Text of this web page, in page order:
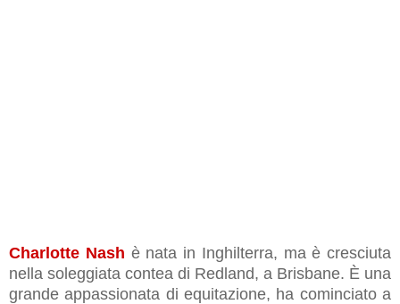
Charlotte Nash è nata in Inghilterra, ma è cresciuta
nella soleggiata contea di Redland, a Brisbane. È una
grande appassionata di equitazione, ha cominciato a